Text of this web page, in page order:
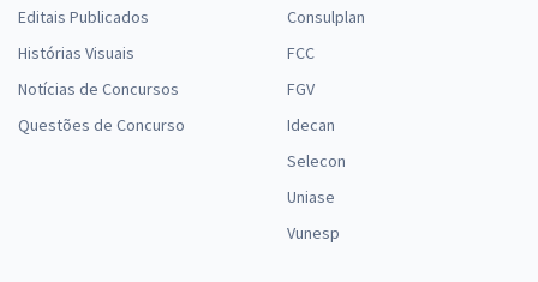
Editais Publicados
Histórias Visuais
Notícias de Concursos
Questões de Concurso
Consulplan
FCC
FGV
Idecan
Selecon
Uniase
Vunesp